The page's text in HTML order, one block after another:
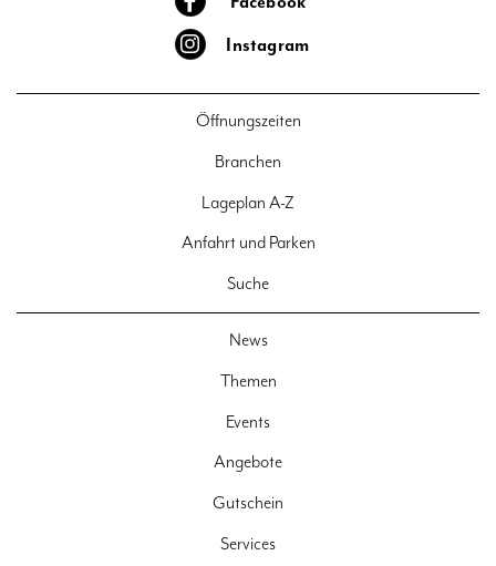
Instagram
Öffnungszeiten
Branchen
Lageplan A-Z
Anfahrt und Parken
Suche
News
Themen
Events
Angebote
Gutschein
Services